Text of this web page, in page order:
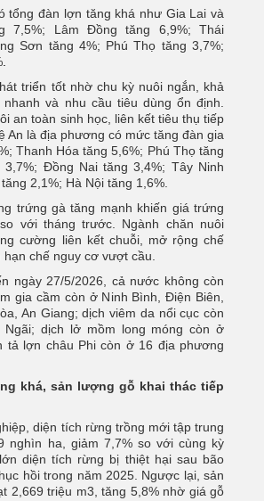
tổng đàn lợn tăng khá như Gia Lai và
7,5%; Lâm Đồng tăng 6,9%; Thái
Sơn tăng 4%; Phú Thọ tăng 3,7%;
triển tốt nhờ chu kỳ nuôi ngắn, khả
và nhu cầu tiêu dùng ổn định.
an toàn sinh học, liên kết tiêu thụ tiếp
An là địa phương có mức tăng đàn gia
Thanh Hóa tăng 5,6%; Phú Thọ tăng
3,7%; Đồng Nai tăng 3,4%; Tây Ninh
2,1%; Hà Nội tăng 1,6%.
trứng gà tăng mạnh khiến giá trứng
với tháng trước. Ngành chăn nuôi
cường liên kết chuỗi, mở rộng chế
chế nguy cơ vượt cầu.
ngày 27/5/2026, cả nước không còn
gia cầm còn ở Ninh Bình, Điện Biên,
An Giang; dịch viêm da nổi cục còn
Ngãi; dịch lở mồm long móng còn ở
tả lợn châu Phi còn ở 16 địa phương
khá, sản lượng gỗ khai thác tiếp
diện tích rừng trồng mới tập trung
nghìn ha, giảm 7,7% so với cùng kỳ
diện tích rừng bị thiệt hại sau bão
hồi trong năm 2025. Ngược lại, sản
2,669 triệu m3, tăng 5,8% nhờ giá gỗ